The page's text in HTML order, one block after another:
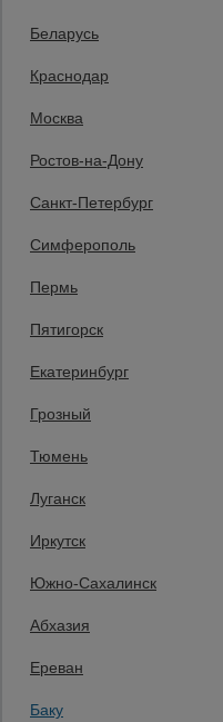
Беларусь
Краснодар
Москва
Ростов-на-Дону
Санкт-Петербург
Симферополь
Пермь
Пятигорск
Екатеринбург
Грозный
Тюмень
Луганск
Иркутск
Южно-Сахалинск
Абхазия
Ереван
Баку
О компании
Франшиза
Контакты
Защитные
Заказать звонок
бесплатно по России
+994 55 388 22 82
Заказать звонок
Пн.-Пт. 9:00 - 18:00
Принимаем к оплате
Все права защищены и
«Промышленник» Продажа
данных и пользовательского
свои данные в любой форме